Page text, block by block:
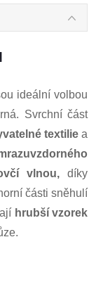
ideální volbou
Svrchní část
textilie a
vlnou,díky
části sněhulí
hrubší vzorek